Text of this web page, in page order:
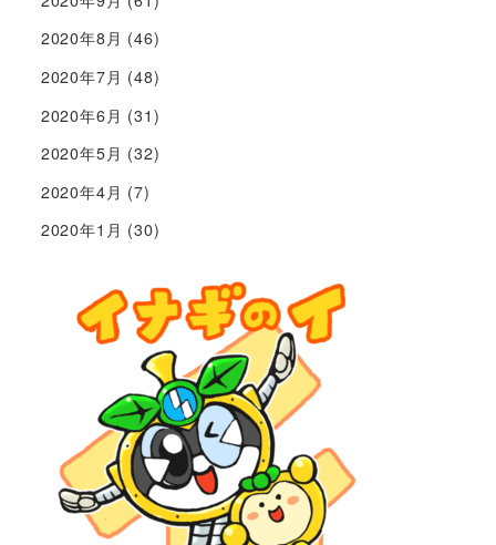
2020年8月 (46)
2020年7月 (48)
2020年6月 (31)
2020年5月 (32)
2020年4月 (7)
2020年1月 (30)